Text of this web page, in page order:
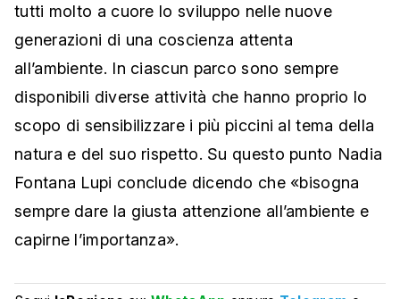
tutti molto a cuore lo sviluppo nelle nuove
generazioni di una coscienza attenta
all’ambiente. In ciascun parco sono sempre
disponibili diverse attività che hanno proprio lo
scopo di sensibilizzare i più piccini al tema della
natura e del suo rispetto. Su questo punto Nadia
Fontana Lupi conclude dicendo che «bisogna
sempre dare la giusta attenzione all’ambiente e
capirne l’importanza».